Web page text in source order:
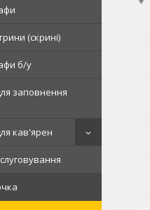
(скрині)
б/у
заповнення
кав'ярен